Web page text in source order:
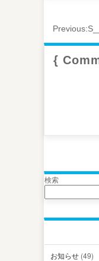
Previous:
{
検索
お知らせ (49)